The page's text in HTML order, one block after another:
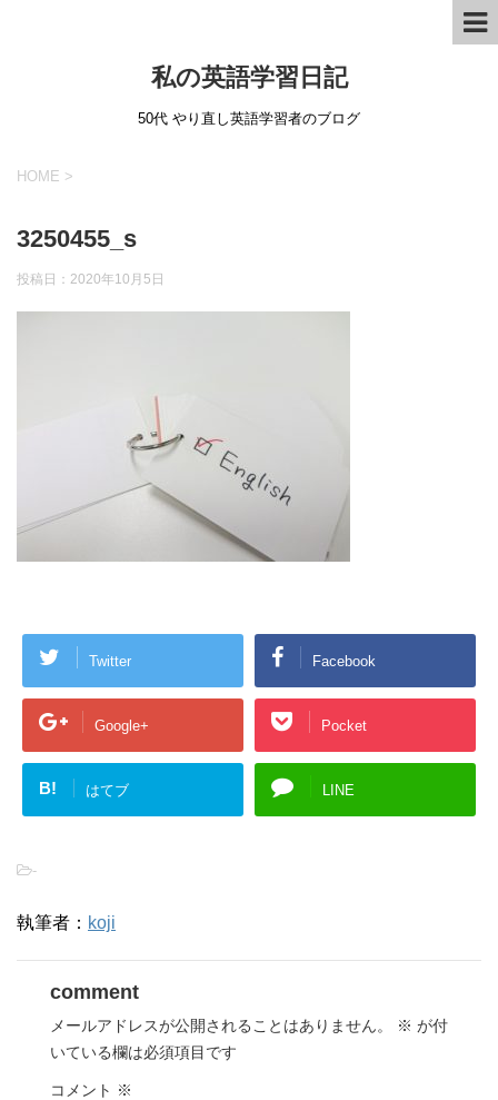
私の英語学習日記
50代 やり直し英語学習者のブログ
HOME >
3250455_s
投稿日： 2020年10月5日
Twitter Facebook
Google+ Pocket
B! はてブ LINE
-
執筆者： koji
comment
メールアドレスが公開されることはありません。 ※ が付
いている欄は必須項目です
コメント ※